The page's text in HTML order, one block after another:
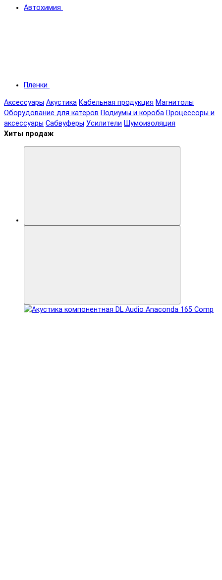
Автохимия
Пленки
Аксессуары Акустика Кабельная продукция Магнитолы
Оборудование для катеров Подиумы и короба Процессоры и
аксессуары Сабвуферы Усилители Шумоизоляция
Хиты продаж